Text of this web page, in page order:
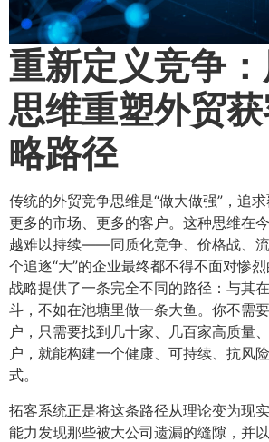
重新定义竞争
思维重塑外贸
略路径
传统的外贸竞争思维是“做大做强”，追求
更多的市场、更多的客户。这种思维在
越难以持续——同质化竞争、价格战、
个追逐“大”的企业最终都不得不面对惨
战略提供了一条完全不同的路径：与其
斗，不如在池塘里做一条大鱼。你不需
户，只需要找到几十家、几百家高质量
户，就能构建一个健康、可持续、抗风
式。
拓客系统正是将这条路径从理论变为现
能力发现那些被大公司遗漏的缝隙，并